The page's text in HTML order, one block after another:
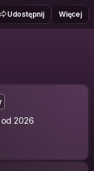
Udostępnij Więcej
od 2026